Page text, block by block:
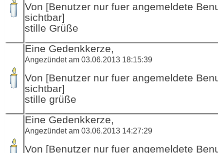
Von [Benutzer nur fuer angemeldete
sichtbar]
stille Grüße
Eine Gedenkkerze,
Angezündet am 03.06.2013 18:15:39
Von [Benutzer nur fuer angemeldete
sichtbar]
stille grüße
Eine Gedenkkerze,
Angezündet am 03.06.2013 14:27:29
Von [Benutzer nur fuer angemeldete